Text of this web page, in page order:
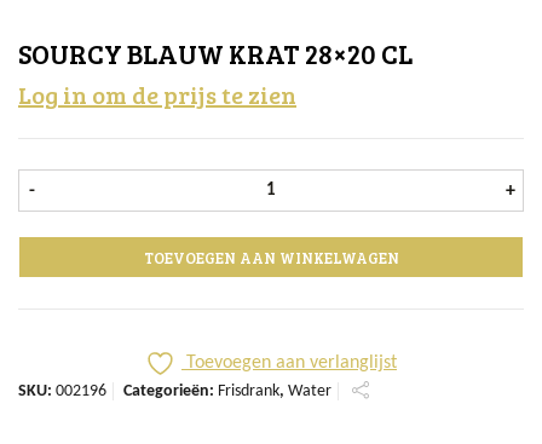
SOURCY BLAUW KRAT 28×20 CL
Log in om de prijs te zien
- Sourcy Blauw krat 28x20 cl aantal
+
TOEVOEGEN AAN WINKELWAGEN
Toevoegen aan verlanglijst
SKU: 002196 Categorieën: Frisdrank, Water